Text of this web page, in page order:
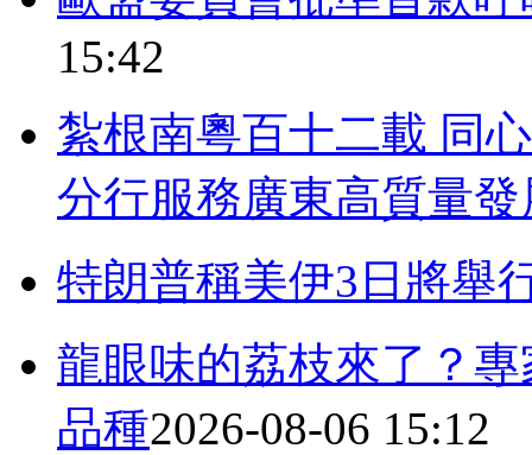
15:42
紮根南粵百十二載 同
分行服務廣東高質量
特朗普稱美伊3日將舉
龍眼味的荔枝來了？
品種2026-08-06 15:12